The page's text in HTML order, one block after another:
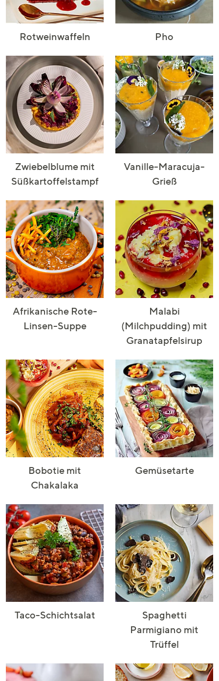
Rotweinwaffeln Pho
Zwiebelblume mit
Süßkartoffelstampf
Vanille-Maracuja-
Grieß
Afrikanische Rote-
Linsen-Suppe
Malabi
(Milchpudding) mit
Granatapfelsirup
Bobotie mit
Chakalaka
Gemüsetarte
Taco-Schichtsalat
Spaghetti
Parmigiano mit
Trüffel